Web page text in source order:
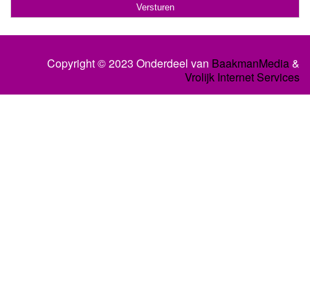
Copyright © 2023 Onderdeel van BaakmanMedia&
Vrolijk Internet Services